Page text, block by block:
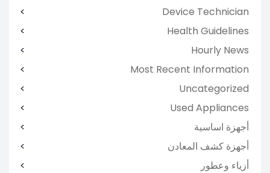
Device Technician
Health Guidelines
Hourly News
Most Recent Information
Uncategorized
Used Appliances
أجهزة اساسية
أجهزة كشف المعادن
أزياء وعطور